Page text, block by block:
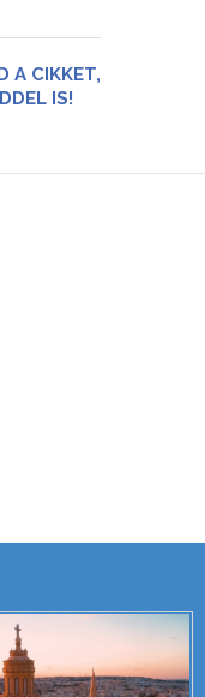
A CIKKET,
IS!